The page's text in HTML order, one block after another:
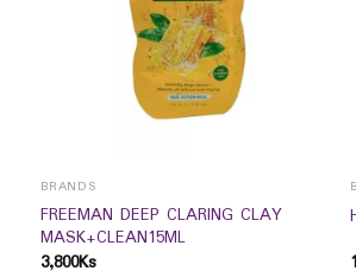
BRANDS
FREEMAN DEEP CLARING CLAY
MASK+CLEAN15ML
3,800Ks